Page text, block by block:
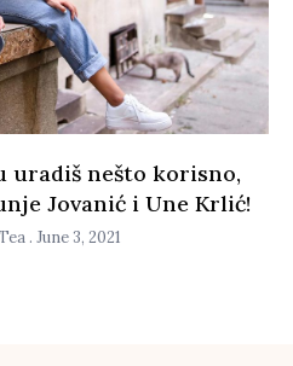
uradiš nešto korisno,
Jovanić i Une Krlić!
June 3, 2021